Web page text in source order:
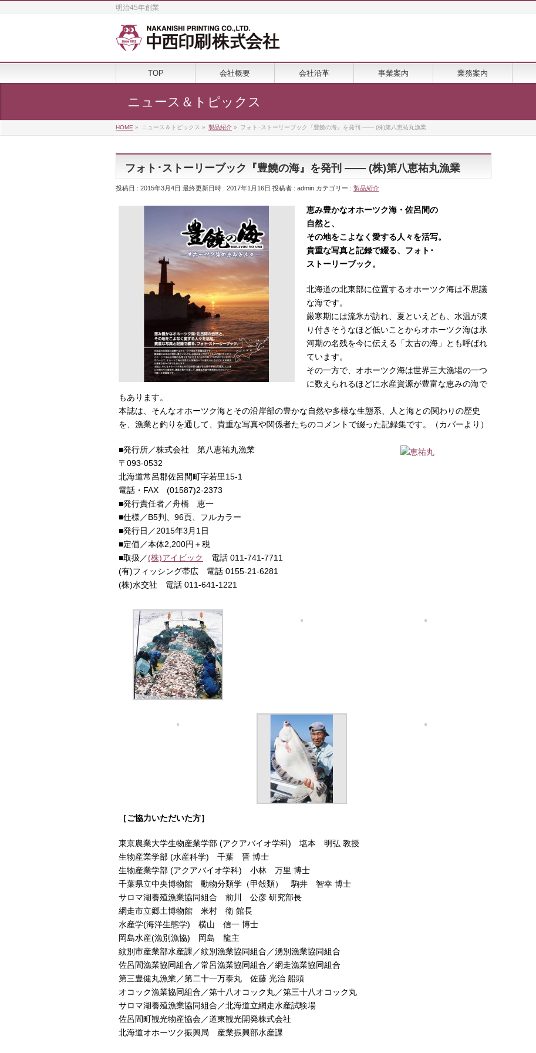
明治45年創業
TOP 会社概要 会社沿革 事業案内 業務案内
ニュース＆トピックス
HOME » ニュース＆トピックス » 製品紹介 » フォト･ストーリーブック『豊饒の海』を発刊 ―― (株)第八恵祐丸漁業
フォト･ストーリーブック『豊饒の海』を発刊 ―― (株)第八恵祐丸漁業
投稿日 : 2015年3月4日 最終更新日時 : 2017年1月16日 投稿者 : admin カテゴリー : 製品紹介
恵み豊かなオホーツク海・佐呂間の
自然と、
その地をこよなく愛する人々を活写。
貴重な写真と記録で綴る、フォト･
ストーリーブック。
北海道の北東部に位置するオホーツク海は不思議
な海です。
厳寒期には流氷が訪れ、夏といえども、水温が凍
り付きそうなほど低いことからオホーツク海は氷
河期の名残を今に伝える「太古の海」とも呼ばれ
ています。
その一方で、オホーツク海は世界三大漁場の一つ
に数えられるほどに水産資源が豊富な恵みの海で
もあります。
本誌は、そんなオホーツク海とその沿岸部の豊かな自然や多様な生態系、人と海との関わりの歴史
を、漁業と釣りを通して、貴重な写真や関係者たちのコメントで綴った記録集です。（カバーより）
■発行所／株式会社 第八恵祐丸漁業
〒093-0532
北海道常呂郡佐呂間町字若里15-1
電話・FAX (01587)2-2373
■発行責任者／舟橋 恵一
■仕様／B5判、96頁、フルカラー
■発行日／2015年3月1日
■定価／本体2,200円＋税
■取扱／(株)アイビック
電話 011-741-7711
(有)フィッシング帯広 電話 0155-21-6281
(株)水交社 電話 011-641-1221
［ご協力いただいた方］
東京農業大学生物産業学部 (アクアバイオ学科) 塩本 明弘 教授
生物産業学部 (水産科学) 千葉 晋 博士
生物産業学部 (アクアバイオ学科) 小林 万里 博士
千葉県立中央博物館 動物分類学（甲殻類） 駒井 智幸 博士
サロマ湖養殖漁業協同組合 前川 公彦 研究部長
網走市立郷土博物館 米村 衛 館長
水産学(海洋生態学) 横山 信一 博士
岡島水産(漁別漁協) 岡島 龍主
紋別市産業部水産課／紋別漁業協同組合／湧別漁業協同組合
佐呂間漁業協同組合／常呂漁業協同組合／網走漁業協同組合
第三豊健丸漁業／第二十一万泰丸 佐藤 光治 船頭
オコック漁業協同組合／第十八オコック丸／第三十八オコック丸
サロマ湖養殖漁業協同組合／北海道立網走水産試験場
佐呂間町観光物産協会／道東観光開発株式会社
北海道オホーツク振興局 産業振興部水産課